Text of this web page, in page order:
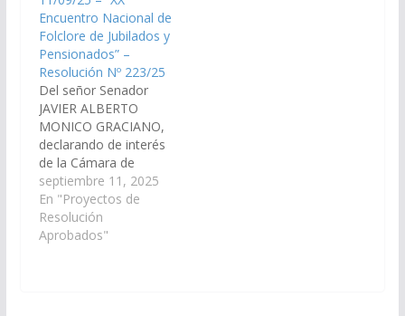
¨El Bagual y Macacha
Güemes¨, a llevarse a
cabo el día 31 de
agosto en la localidad
de Balboa,
departamento…
Encuentro Nacional de
Folclore de Jubilados y
Pensionados” –
Resolución Nº 223/25
Del señor Senador
JAVIER ALBERTO
MONICO GRACIANO,
declarando de interés
de la Cámara de
Senadores el “XX
Encuentro Nacional de
Folclore de Jubilados y
Pensionados”,
septiembre 11, 2025
En "Proyectos de
Resolución
Aprobados"